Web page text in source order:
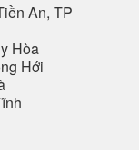
An, TP
Hòa
Hới